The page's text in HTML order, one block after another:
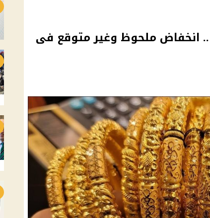
انخفاض ملحوظ وغير متوقع فى